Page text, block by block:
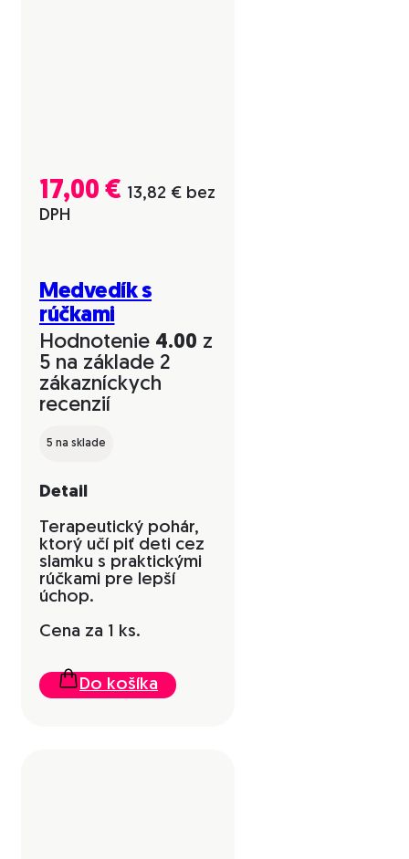
17,00 € 13,82 € bez
DPH
Medvedík s
rúčkami
Hodnotenie 4.00 z
5 na základe 2
zákazníckych
recenzií
5 na sklade
Detail
Terapeutický pohár,
ktorý učí piť deti cez
slamku s praktickými
rúčkami pre lepší
úchop.
Cena za 1 ks.
Do košíka